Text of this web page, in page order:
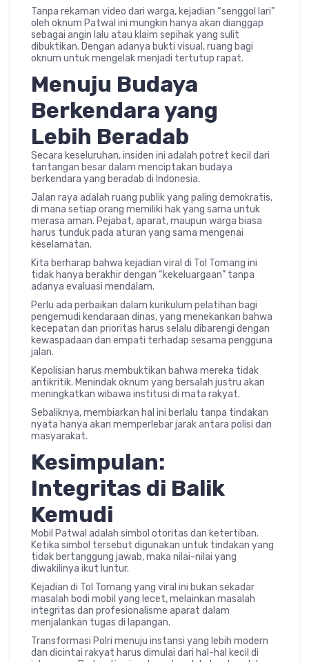
Tanpa rekaman video dari warga, kejadian “senggol lari”
oleh oknum Patwal ini mungkin hanya akan dianggap
sebagai angin lalu atau klaim sepihak yang sulit
dibuktikan. Dengan adanya bukti visual, ruang bagi
oknum untuk mengelak menjadi tertutup rapat.
Menuju Budaya
Berkendara yang
Lebih Beradab
Secara keseluruhan, insiden ini adalah potret kecil dari
tantangan besar dalam menciptakan budaya
berkendara yang beradab di Indonesia.
Jalan raya adalah ruang publik yang paling demokratis,
di mana setiap orang memiliki hak yang sama untuk
merasa aman. Pejabat, aparat, maupun warga biasa
harus tunduk pada aturan yang sama mengenai
keselamatan.
Kita berharap bahwa kejadian viral di Tol Tomang ini
tidak hanya berakhir dengan “kekeluargaan” tanpa
adanya evaluasi mendalam.
Perlu ada perbaikan dalam kurikulum pelatihan bagi
pengemudi kendaraan dinas, yang menekankan bahwa
kecepatan dan prioritas harus selalu dibarengi dengan
kewaspadaan dan empati terhadap sesama pengguna
jalan.
Kepolisian harus membuktikan bahwa mereka tidak
antikritik. Menindak oknum yang bersalah justru akan
meningkatkan wibawa institusi di mata rakyat.
Sebaliknya, membiarkan hal ini berlalu tanpa tindakan
nyata hanya akan memperlebar jarak antara polisi dan
masyarakat.
Kesimpulan:
Integritas di Balik
Kemudi
Mobil Patwal adalah simbol otoritas dan ketertiban.
Ketika simbol tersebut digunakan untuk tindakan yang
tidak bertanggung jawab, maka nilai-nilai yang
diwakilinya ikut luntur.
Kejadian di Tol Tomang yang viral ini bukan sekadar
masalah bodi mobil yang lecet, melainkan masalah
integritas dan profesionalisme aparat dalam
menjalankan tugas di lapangan.
Transformasi Polri menuju instansi yang lebih modern
dan dicintai rakyat harus dimulai dari hal-hal kecil di